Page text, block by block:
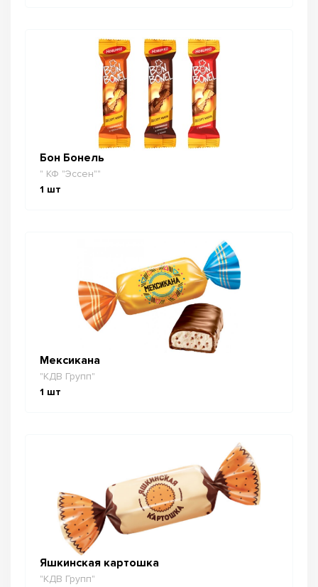
Бон Бонель
" КФ "Эссен""
1 шт
Мексикана
"КДВ Групп"
1 шт
Яшкинская картошка
"КДВ Групп"